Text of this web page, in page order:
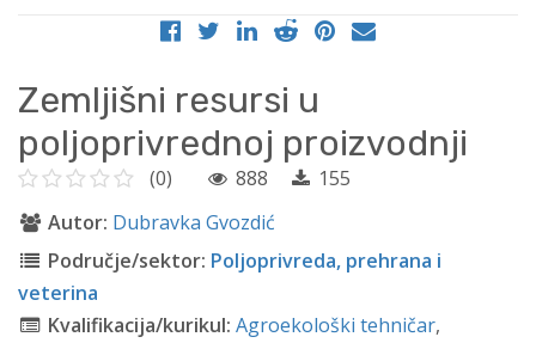
Zemljišni resursi u
poljoprivrednoj proizvodnji
(0) 888
155
Autor: Dubravka Gvozdić
Područje/sektor: Poljoprivreda, prehrana i
veterina
Kvalifikacija/kurikul: Agroekološki tehničar,